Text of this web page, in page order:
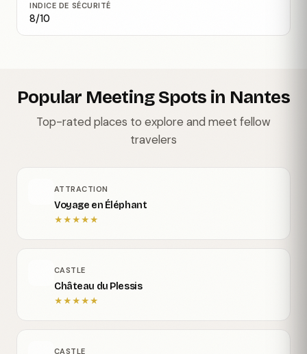
INDICE DE SÉCURITÉ
8/10
Popular Meeting Spots in Nantes
Top-rated places to explore and meet fellow
travelers
ATTRACTION
Voyage en Éléphant
★★★★★
CASTLE
Château du Plessis
★★★★★
CASTLE